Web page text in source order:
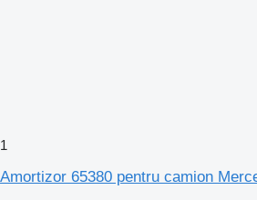
1
Amortizor 65380 pentru camion